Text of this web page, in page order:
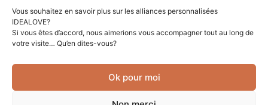
Vous souhaitez en savoir plus sur les alliances personnalisées
IDEALOVE?
Si vous êtes d’accord, nous aimerions vous accompagner tout au long de
votre visite… Qu’en dites-vous?
Ok pour moi
Avec la marque Idealove, Jean-François Parisse,
fondateur d’Ideasign propose des alliances en titane qui
rencontrent un beau succès. Le designer n’en est pas à
et des industriels, il vient d’achever son installation
complète à Liège. Idealove, c’est d’abord une histoire
d’amour. « Gwénaëlle et moi nous sommes rencontrés